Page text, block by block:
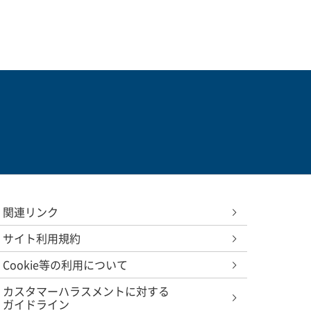
関連リンク
サイト利用規約
Cookie等の利用について
カスタマーハラスメントに対する
ガイドライン